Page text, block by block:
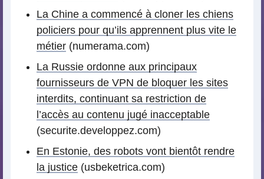
La Chine a commencé à cloner les chiens
policiers pour qu’ils apprennent plus vite le
métier (numerama.com)
La Russie ordonne aux principaux
fournisseurs de VPN de bloquer les sites
interdits, continuant sa restriction de
l’accès au contenu jugé inacceptable
(securite.developpez.com)
En Estonie, des robots vont bientôt rendre
la justice (usbeketrica.com)